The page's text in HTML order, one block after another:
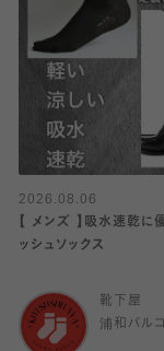
2026.08.06
【 メンズ 】吸水速乾に
ッシュソックス
靴下屋
浦和パル